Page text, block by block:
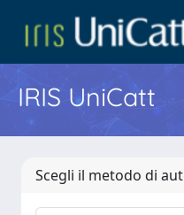
IRIS UniCatt
Scegli il metodo di